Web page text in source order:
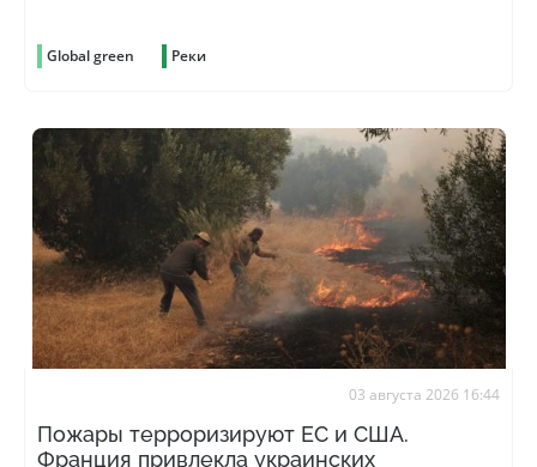
Global green Реки
03 августа 2026 16:44
Пожары терроризируют ЕС и США.
Франция привлекла украинских